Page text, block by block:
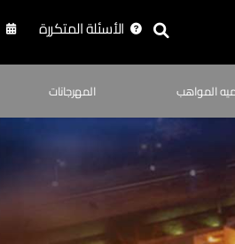
الأسئلة المتكررة
المواهب المهرجانات